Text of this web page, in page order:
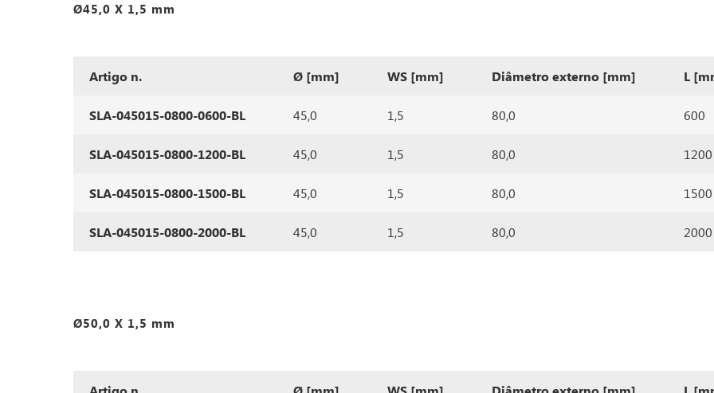
Ø45,0 X 1,5 mm
Artigo n. Ø [mm] WS [mm] Diâmetro externo [mm] L
SLA-045015-0800-0600-BL 45,0 1,5 80,0 600
SLA-045015-0800-1200-BL 45,0 1,5 80,0 1200
SLA-045015-0800-1500-BL 45,0 1,5 80,0 1500
SLA-045015-0800-2000-BL 45,0 1,5 80,0 2000
Ø50,0 X 1,5 mm